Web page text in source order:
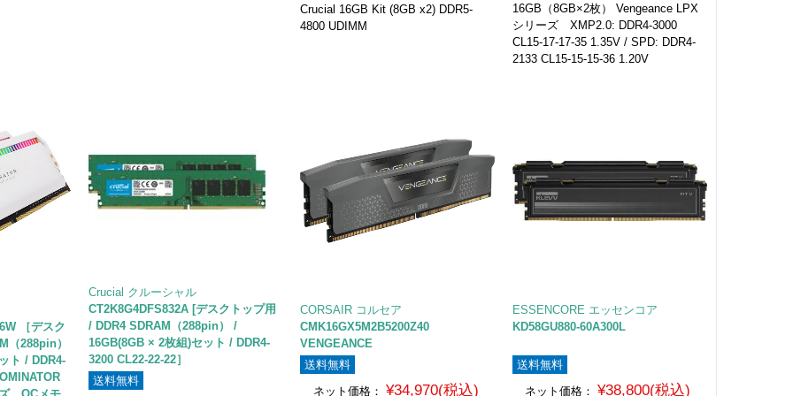
Crucial 16GB Kit (8GB x2) DDR5-
4800 UDIMM
16GB（8GB×2枚） Vengeance LPX
シリーズ XMP2.0: DDR4-3000
CL15-17-17-35 1.35V / SPD: DDR4-
2133 CL15-15-15-36 1.20V
［デスク
（288pin）
ト / DDR4-
Crucial クルーシャル
CT2K8G4DFS832A [デスクトップ用
/ DDR4 SDRAM（288pin） /
16GB(8GB × 2枚組)セット / DDR4-
3200 CL22-22-22］
送料無料
CORSAIR コルセア
CMK16GX5M2B5200Z40
VENGEANCE
送料無料
ネット価格： ¥34,970(税込)
ESSENCORE エッセンコア
KD58GU880-60A300L
送料無料
ネット価格： ¥38,800(税込)